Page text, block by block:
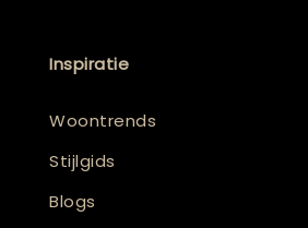
Inspiratie
Woontrends
Stijlgids
Blogs